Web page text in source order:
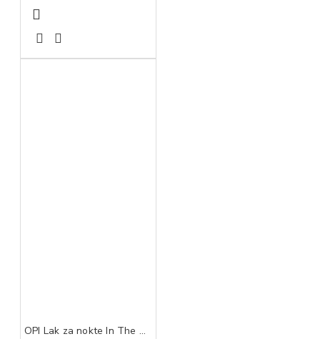
OPI Lak za nokte In The Cable Car Pool Lane